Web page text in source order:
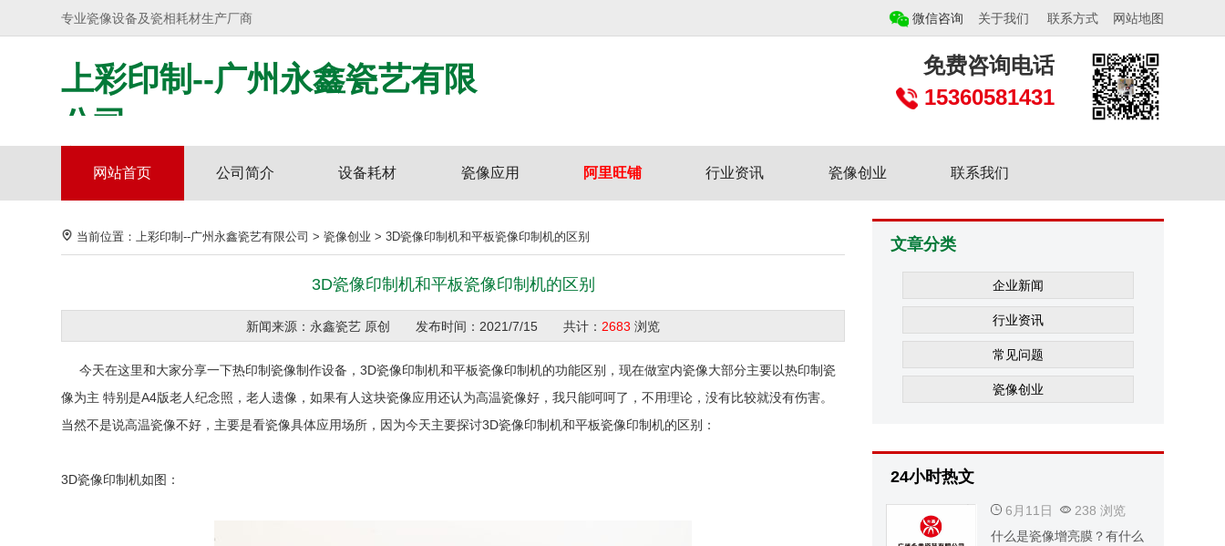
专业瓷像设备及瓷相耗材生产厂商 微信咨询 关于我们 联系方式 网站地图
上彩印制--广州永鑫瓷艺有限
公司
材料技术研发
免费咨询电话
15360581431
网站首页 公司简介 设备耗材 瓷像应用 阿里旺铺 行业资讯 瓷像创业 联系我们
当前位置：上彩印制--广州永鑫瓷艺有限公司 >瓷像创业 >3D瓷像印制机和平板瓷像印制机的区别
3D瓷像印制机和平板瓷像印制机的区别
新闻来源：永鑫瓷艺 原创 发布时间： 2021/7/15 共计： 2683 浏览
今天在这里和大家分享一下热印制瓷像制作设备，3D瓷像印制机和平板瓷像印制机的功能区别，现在做室内瓷像大部分主要以热印制瓷
像为主 特别是A4版老人纪念照，老人遗像，如果有人这块瓷像应用还认为高温瓷像好，我只能呵呵了，不用理论，没有比较就没有伤害。
当然不是说高温瓷像不好，主要是看瓷像具体应用场所，因为今天主要探讨3D瓷像印制机和平板瓷像印制机的区别：
3D瓷像印制机如图：
文章分类
企业新闻
行业资讯
常见问题
瓷像创业
24小时热文
6月11日
238 浏览
什么是瓷像增亮膜？有什么